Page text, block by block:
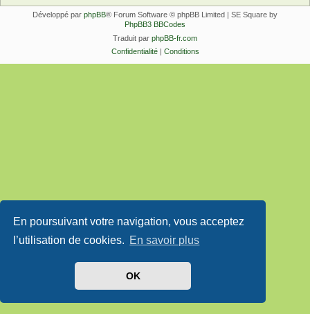
En poursuivant votre navigation, vous acceptez
l’utilisation de cookies. En savoir plus
OK
Développé par phpBB® Forum Software © phpBB Limited | SE Square by
PhpBB3 BBCodes
Traduit par phpBB-fr.com
Confidentialité| Conditions